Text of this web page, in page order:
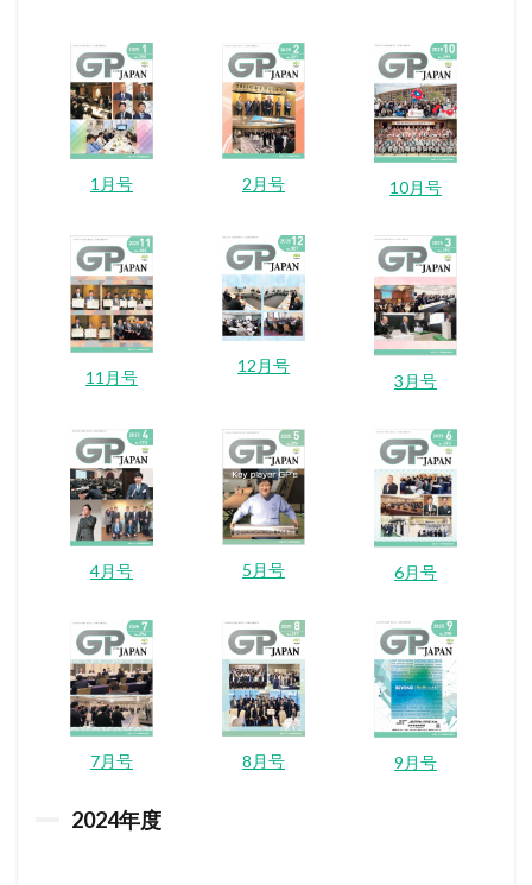
1月号 2月号 10月号
11月号
12月号
3月号
4月号 5月号 6月号
7月号 8月号 9月号
2024年度